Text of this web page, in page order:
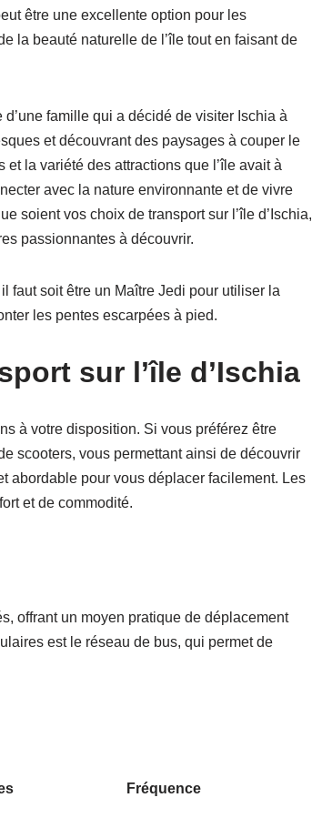
être une excellente option pour les
la beauté naturelle de l’île tout en faisant de
famille qui a décidé de visiter Ischia à
et découvrant des paysages à couper le
la variété des attractions que l’île avait à
avec la nature environnante et de vivre
soient vos choix de transport sur l’île d’Ischia,
passionnantes à découvrir.
faut soit être un Maître Jedi pour utiliser la
les pentes escarpées à pied.
sur l’île d’Ischia
à votre disposition. Si vous préférez être
scooters, vous permettant ainsi de découvrir
abordable pour vous déplacer facilement. Les
et de commodité.
offrant un moyen pratique de déplacement
est le réseau de bus, qui permet de
Fréquence